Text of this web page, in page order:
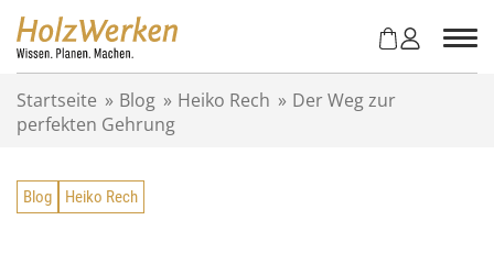
Startseite » Blog » Heiko Rech » Der Weg zur
perfekten Gehrung
Blog Heiko Rech